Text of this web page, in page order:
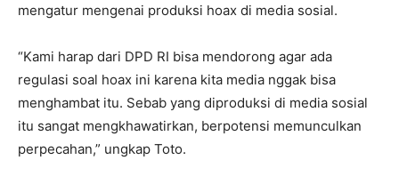
mengatur mengenai produksi hoax di media sosial.
“Kami harap dari DPD RI bisa mendorong agar ada
regulasi soal hoax ini karena kita media nggak bisa
menghambat itu. Sebab yang diproduksi di media sosial
itu sangat mengkhawatirkan, berpotensi memunculkan
perpecahan,” ungkap Toto.